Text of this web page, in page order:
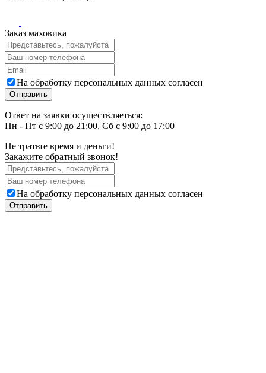
Заказ маховика
На обработку персональных данных согласен
Ответ на заявки осуществляеться:
Пн - Пт с 9:00 до 21:00, Сб с 9:00 до 17:00
Не тратьте время и деньги!
Закажите обратный звонок!
На обработку персональных данных согласен